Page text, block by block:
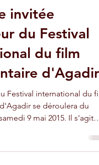
de lecture
invitée
du Festival
du film
d'Agadir
Festival international du
9 mai 2015. Il s'agit